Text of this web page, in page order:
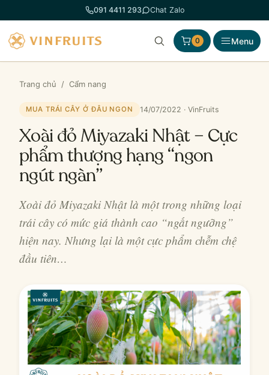
đến
phần
nội
dung
091 4411 293 Chat Zalo
0 Menu
Trang chủ / Cẩm nang
MUA TRÁI CÂY Ở ĐÂU NGON 14/07/2022 · VinFruits
Xoài đỏ Miyazaki Nhật – Cực
phẩm thượng hạng “ngon
ngút ngàn”
Xoài đỏ Miyazaki Nhật là một trong những loại
trái cây có mức giá thành cao “ngất ngưỡng”
hiện nay. Nhưng lại là một cực phẩm chễm chệ
đầu tiên…